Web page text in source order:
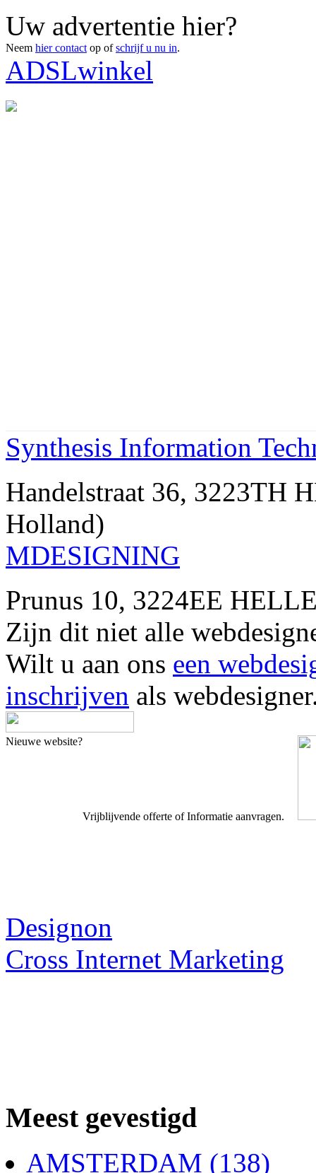
Uw advertentie hier?
Neem hier contact op ofschrijf u nu in.
ADSLwinkel
Synthesis Information
Handelstraat 36, 3223TH
Holland)
MDESIGNING
Prunus 10, 3224EE
Zijn dit niet alle
Wilt u aan ons een
inschrijven als
Nieuwe website?
Vrijblijvende offerte of Informatie aanvragen.
Designon
Cross Internet Marketing
Meest gevestigd
AMSTERDAM (138)